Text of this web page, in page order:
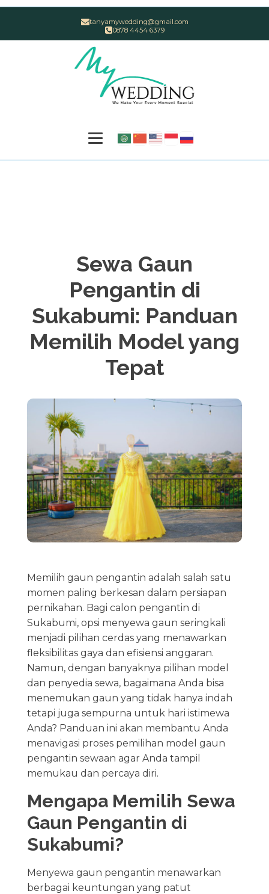
tanyamywedding@gmail.com
0878 4454 6379
Sewa Gaun
Pengantin di
Sukabumi: Panduan
Memilih Model yang
Tepat
Memilih gaun pengantin adalah salah satu
momen paling berkesan dalam persiapan
pernikahan. Bagi calon pengantin di
Sukabumi, opsi menyewa gaun seringkali
menjadi pilihan cerdas yang menawarkan
fleksibilitas gaya dan efisiensi anggaran.
Namun, dengan banyaknya pilihan model
dan penyedia sewa, bagaimana Anda bisa
menemukan gaun yang tidak hanya indah
tetapi juga sempurna untuk hari istimewa
Anda? Panduan ini akan membantu Anda
menavigasi proses pemilihan model gaun
pengantin sewaan agar Anda tampil
memukau dan percaya diri.
Mengapa Memilih Sewa
Gaun Pengantin di
Sukabumi?
Menyewa gaun pengantin menawarkan
berbagai keuntungan yang patut